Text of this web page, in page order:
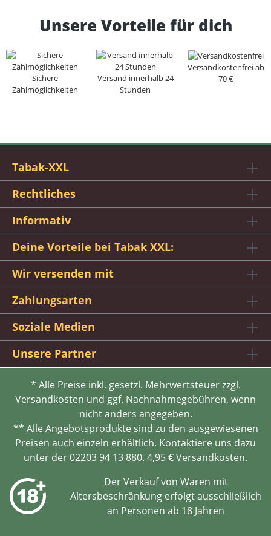
Unsere Vorteile für dich
Sichere
Zahlmöglichkeiten
Versand innerhalb 24
Stunden
Versandkostenfrei ab
70 €
Tabak-XXL
Rechtliches
Informativ
Deine Vorteile bei Tabak XXL:
Wir versenden mit
Zahlungsarten
Soziale Medien
Unsere Partner
* Alle Preise inkl. gesetzl. Mehrwertsteuer zzgl.
Versandkosten und ggf. Nachnahmegebühren, wenn
nicht anders angegeben.
** Alle Angebotsprodukte sind zu den ausgewiesenen
Preisen auch einzeln erhältlich. Kontaktiere uns dazu
unter der 02203 94 13 880. 4,95 € Versandkosten.
Der Verkauf von Waren mit
Altersbeschränkung erfolgt ausschließlich
an Personen ab 18 Jahren